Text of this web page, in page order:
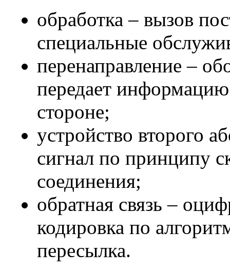
обработка – вызов
специальные
перенаправление –
передает
стороне;
устройство второго
сигнал по принципу
соединения;
обратная связь –
кодировка по
пересылка.